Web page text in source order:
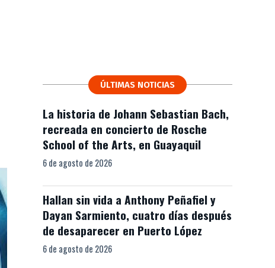
ÚLTIMAS NOTICIAS
La historia de Johann Sebastian Bach,
recreada en concierto de Rosche
School of the Arts, en Guayaquil
6 de agosto de 2026
Hallan sin vida a Anthony Peñafiel y
Dayan Sarmiento, cuatro días después
de desaparecer en Puerto López
6 de agosto de 2026